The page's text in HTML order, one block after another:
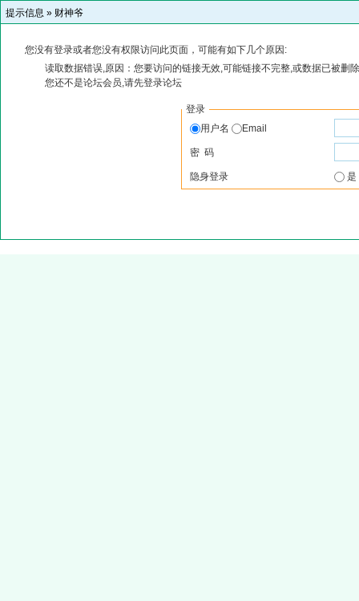
提示信息 » 财神爷
您没有登录或者您没有权限访问此页面，可能有如下几个原因:
读取数据错误,原因：您要访问的链接无效,可能链接不完整,或数据已被删
您还不是论坛会员,请先登录论坛
登录
用户名
Email
密 码
隐身登录